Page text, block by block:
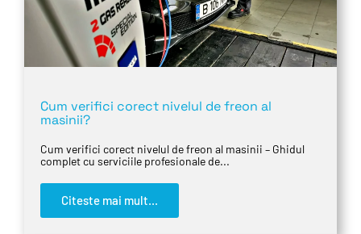
Cum verifici corect nivelul de freon al
masinii?
Cum verifici corect nivelul de freon al masinii – Ghidul
complet cu serviciile profesionale de...
Citeste mai mult...